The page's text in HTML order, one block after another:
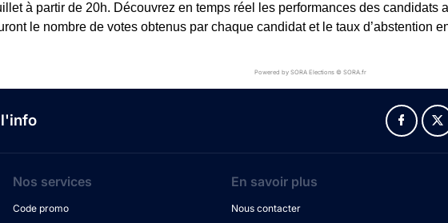
à partir de 20h. Découvrez en temps réel les performances des
le nombre de votes obtenus par chaque candidat et le taux d’abstention
Powered by SORA Elections © SORA.fr
l'info
Nos services
Code promo
En savoir plus
Nous contacter